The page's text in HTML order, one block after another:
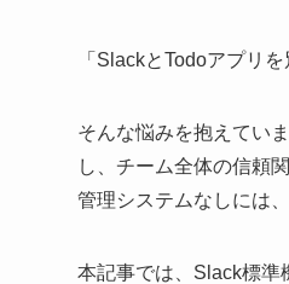
「SlackとTodoアプリ
そんな悩みを抱えてい
し、チーム全体の信頼
管理システムなしには
本記事では、Slack標準